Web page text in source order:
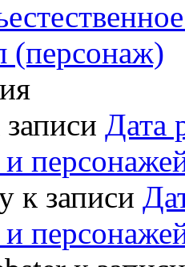
(персонаж)
Дата
и
к записи
и